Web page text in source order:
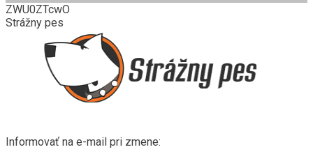
ZWU0ZTcwO
Strážny pes
Informovať na e-mail pri zmene: